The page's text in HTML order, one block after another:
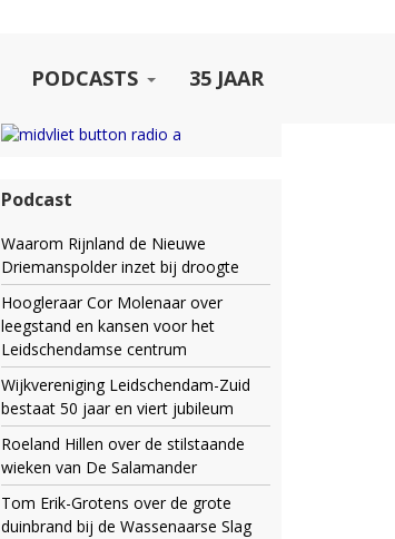
PODCASTS 35 JAAR
Podcast
Waarom Rijnland de Nieuwe
Driemanspolder inzet bij droogte
Hoogleraar Cor Molenaar over
leegstand en kansen voor het
Leidschendamse centrum
Wijkvereniging Leidschendam-Zuid
bestaat 50 jaar en viert jubileum
Roeland Hillen over de stilstaande
wieken van De Salamander
Tom Erik-Grotens over de grote
duinbrand bij de Wassenaarse Slag